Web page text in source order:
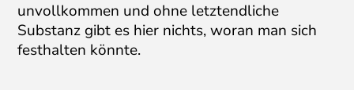
unvollkommen und ohne letztendliche
Substanz gibt es hier nichts, woran man sich
festhalten könnte.